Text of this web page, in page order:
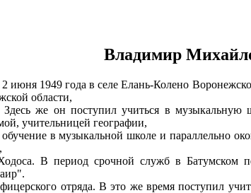
Владимир
1949 года в селе Елань-Колено
области,
Здесь же он поступил учиться в
учительницей географии,
обучение в музыкальной школе и
В период срочной служб в Батумском
отряда. В это же время поступил